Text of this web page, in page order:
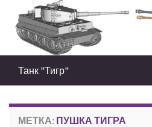
Танк "Тигр"
МЕТКА: ПУШКА ТИГРА